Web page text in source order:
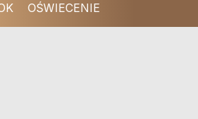
OŚWIECENIE